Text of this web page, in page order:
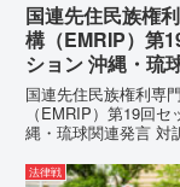
国連先住民族権
構（EMRIP）第
ション 沖縄・琉
言 対訳集（仮訳
国連先住民族権利専
（EMRIP）第19回セ
縄・琉球関連発言 対
（EMRIP）の各会合
法律戦